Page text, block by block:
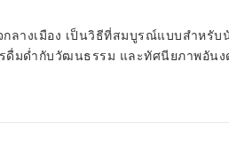
ลางเมือง เป็นวิธีที่สมบูรณ์แบบสำหรับ
ดื่มด่ำกับวัฒนธรรม และทัศนียภาพอันง